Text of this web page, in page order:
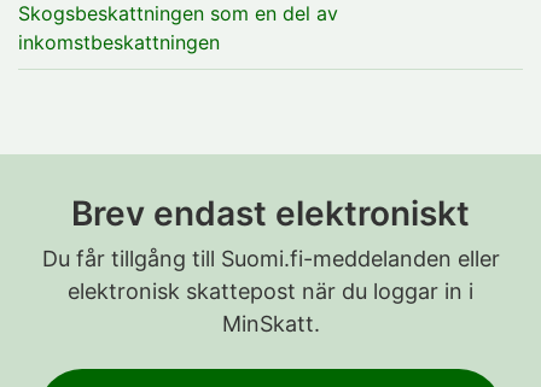
Skogsbeskattningen som en del av
inkomstbeskattningen
Brev endast elektroniskt
Du får tillgång till Suomi.fi-meddelanden eller
elektronisk skattepost när du loggar in i
MinSkatt.